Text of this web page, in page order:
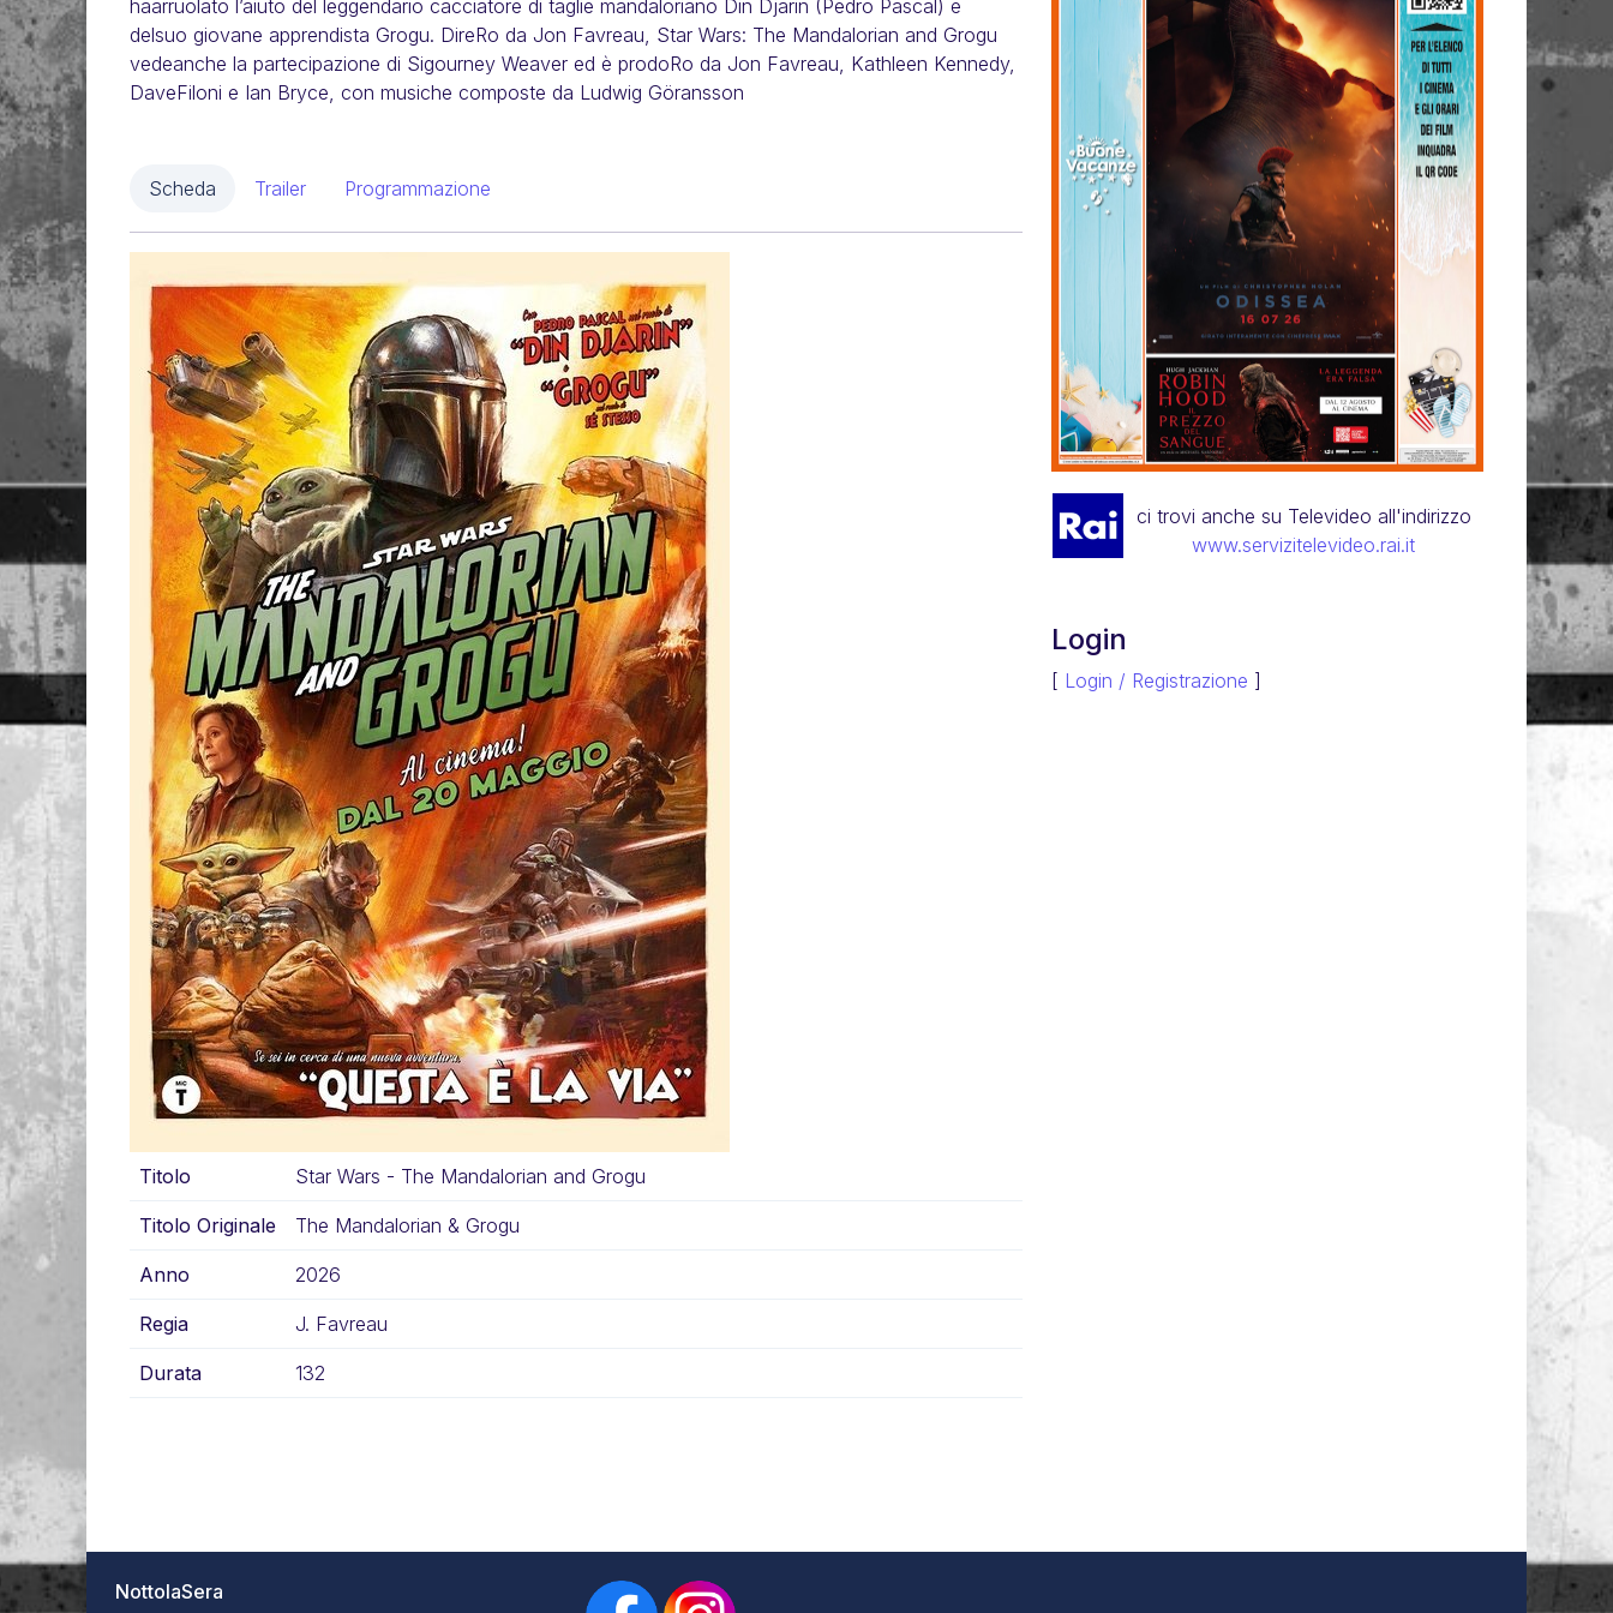
haarruolato l’aiuto del leggendario cacciatore di taglie mandaloriano Din Djarin (Pedro Pascal) e
delsuo giovane apprendista Grogu. DireRo da Jon Favreau, Star Wars: The Mandalorian and Grogu
vedeanche la partecipazione di Sigourney Weaver ed è prodoRo da Jon Favreau, Kathleen Kennedy,
DaveFiloni e Ian Bryce, con musiche composte da Ludwig Göransson
Scheda Trailer Programmazione
Titolo Star Wars - The Mandalorian and Grogu
Titolo Originale The Mandalorian & Grogu
Anno 2026
Regia J. Favreau
Durata 132
ci trovi anche su Televideo all'indirizzo
www.servizitelevideo.rai.it
Login
[ Login / Registrazione ]
NottolaSera